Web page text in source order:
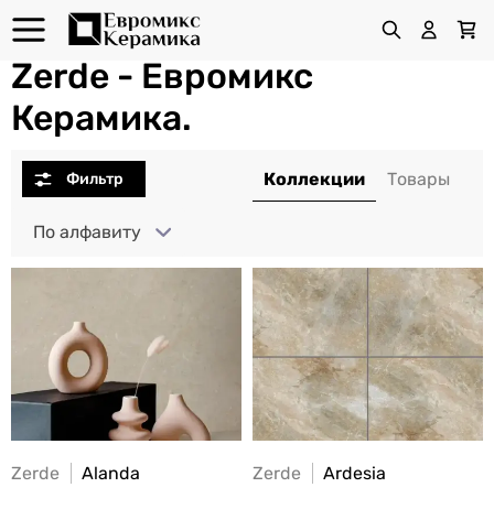
Zerde - Евромикс
Керамика.
По алфавиту
Zerde Alanda Zerde Ardesia